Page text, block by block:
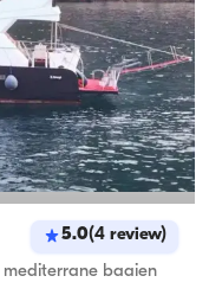
5.0(4 review)
baaien